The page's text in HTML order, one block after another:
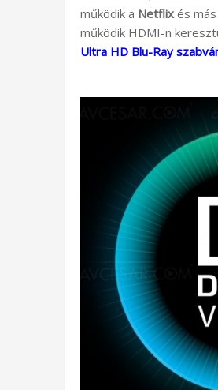
működik a Netflix és
működik HDMI-n
Ultra HD Blu-Ray